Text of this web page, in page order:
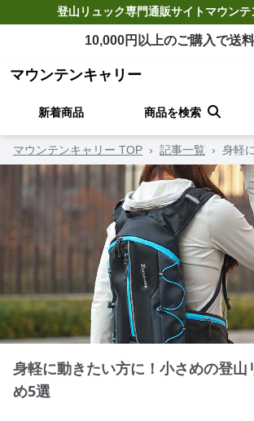
登山リュック専門通販サイトマウン
10,000円以上のご購入で送
マウンテンキャリー
新着商品 商品を検索
マウンテンキャリー TOP › 記事一覧 › 身軽
身軽に動きたい方に！小さめの登山
め5選